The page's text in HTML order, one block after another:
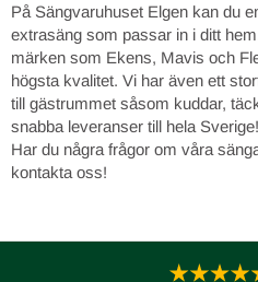
På Sängvaruhuset Elgen kan du
extrasäng som passar in i ditt
märken som Ekens, Mavis och
högsta kvalitet. Vi har även ett
till gästrummet såsom kuddar,
snabba leveranser till hela Sverige!
Har du några frågor om våra
kontakta oss!